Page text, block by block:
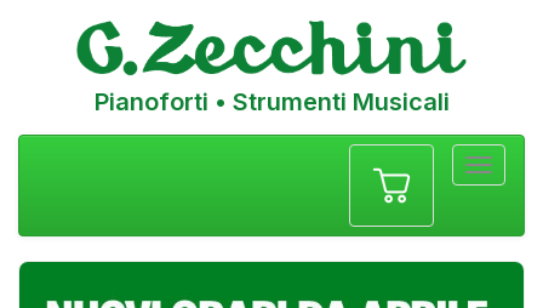
Pianoforti • Strumenti Musicali